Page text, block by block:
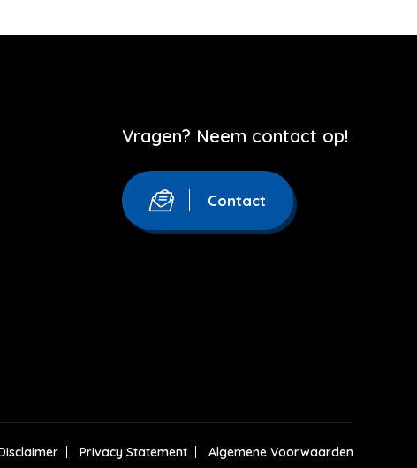
Vragen? Neem contact op!
Contact
Privacy Statement Algemene Voorwaarden